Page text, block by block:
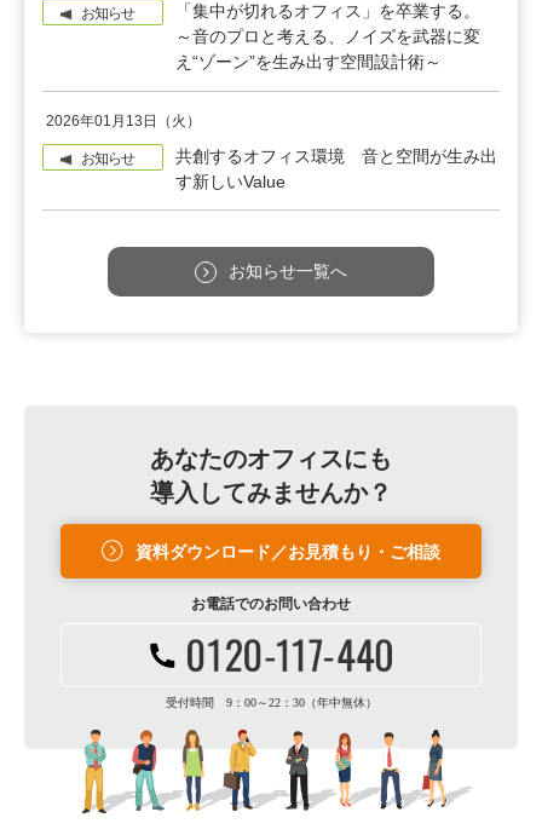
お知らせ
「集中が切れるオフィス」を卒業する。
～音のプロと考える、ノイズを武器に変
え“ゾーン”を生み出す空間設計術～
2026年01月13日（火）
お知らせ
共創するオフィス環境 音と空間が生み出
す新しいValue
お知らせ一覧へ
あなたのオフィスにも
導入してみませんか？
資料ダウンロード／お見積もり・ご相談
お電話でのお問い合わせ
受付時間 9：00～22：30（年中無休）